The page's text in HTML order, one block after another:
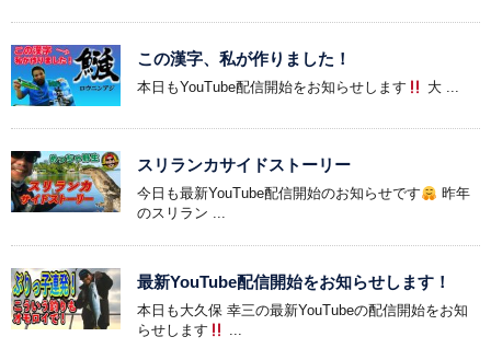
この漢字、私が作りました！
本日もYouTube配信開始をお知らせします 大 ...
スリランカサイドストーリー
今日も最新YouTube配信開始のお知らせです
昨年
のスリラン ...
最新YouTube配信開始をお知らせします！
本日も大久保 幸三の最新YouTubeの配信開始をお知
らせします
...